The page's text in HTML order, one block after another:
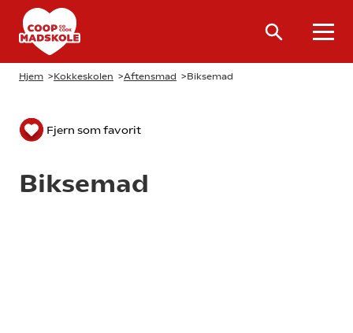
Hjem >Kokkeskolen >Aftensmad >Biksemad
Fjern som favorit
Biksemad